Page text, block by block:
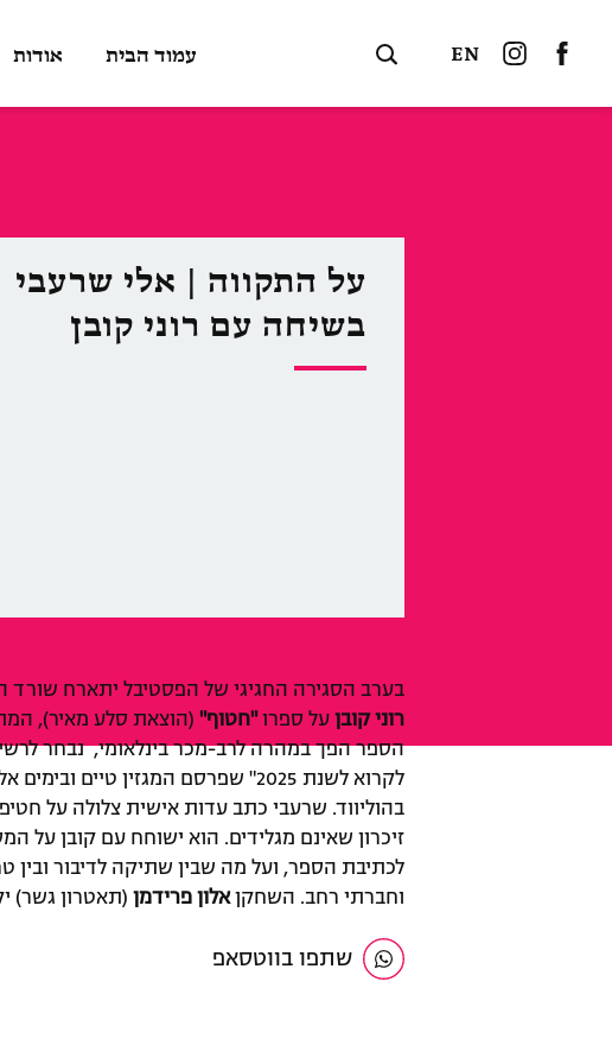
עמוד הבית אודות EN
על התקווה | אלי שרעבי
בשיחה עם רוני קובן
בערב הסגירה החגיגי של הפסטיבל יתארח שורד
רוני קובןעל ספרו"חטוף"(הוצאת סלע מאיר),
לקרוא לשנת 2025" שפרסם המגזין טיים
בהוליווד. שרעבי כתב עדות אישית צלולה על
זיכרון שאינם מגלידים. הוא ישוחח עם קובן על
לכתיבת הספר, ועל מה שבין שתיקה לדיבור ובין
וחברתי רחב. השחקןאלון פרידמן(תאטרון גשר)
שתפו בווטסאפ